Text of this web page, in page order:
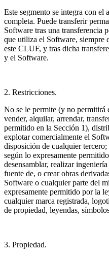
Este segmento se integra con el
completa. Puede transferir
Software tras una transferencia
que utiliza el Software, siempre
este CLUF, y tras dicha
y el Software.
2. Restricciones.
No se le permite (y no permitirá
vender, alquilar, arrendar,
permitido en la Sección 1),
explotar comercialmente el
disposición de cualquier
según lo expresamente
desensamblar, realizar
fuente de, o crear obras
Software o cualquier parte del
expresamente permitido por la
cualquier marca registrada,
de propiedad, leyendas,
3. Propiedad.